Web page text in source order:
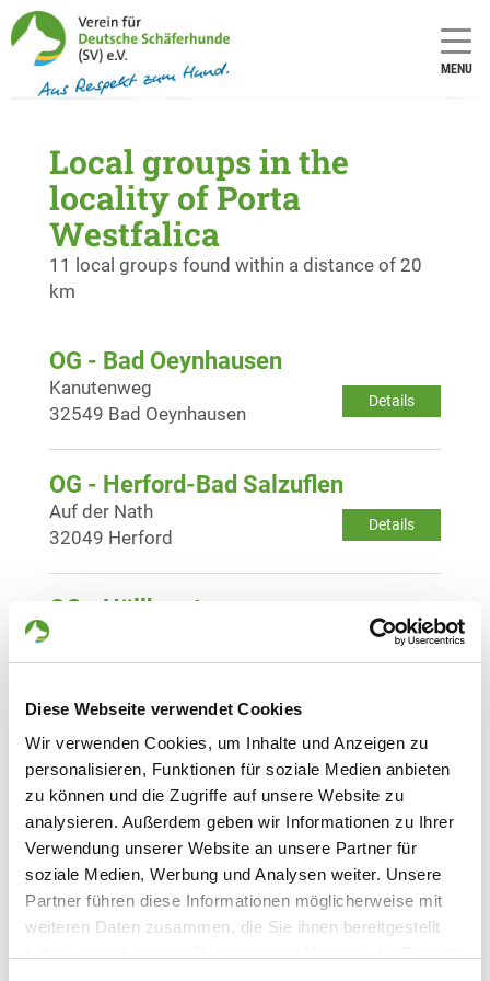
Diese Webseite verwendet Cookies
Wir verwenden Cookies, um Inhalte und Anzeigen zu
personalisieren, Funktionen für soziale Medien anbieten
zu können und die Zugriffe auf unsere Website zu
analysieren. Außerdem geben wir Informationen zu Ihrer
Verwendung unserer Website an unsere Partner für
soziale Medien, Werbung und Analysen weiter. Unsere
Partner führen diese Informationen möglicherweise mit
weiteren Daten zusammen, die Sie ihnen bereitgestellt
MENU
Local groups in the
locality of Porta
Westfalica
11 local groups found within a distance of 20
km
OG - Bad Oeynhausen
Details
Kanutenweg
32549 Bad Oeynhausen
OG - Herford-Bad Salzuflen
Details
Auf der Nath
32049 Herford
OG - Hüllhorst
Details
32609 Hüllhorst
OG - Kalletal
Details
Hölternweg
32689 Kalletal
OG - Kirchlengern-Nord
Details
Schelmenbrink 13 a
32278 Kirchlengern